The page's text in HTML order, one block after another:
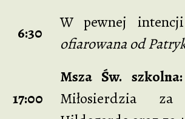
6:30
W pewnej
ofiarowana od
17:00
Msza Św. szkolna:
Miłosierdzia